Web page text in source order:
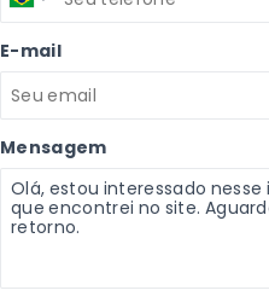
E-mail
Mensagem